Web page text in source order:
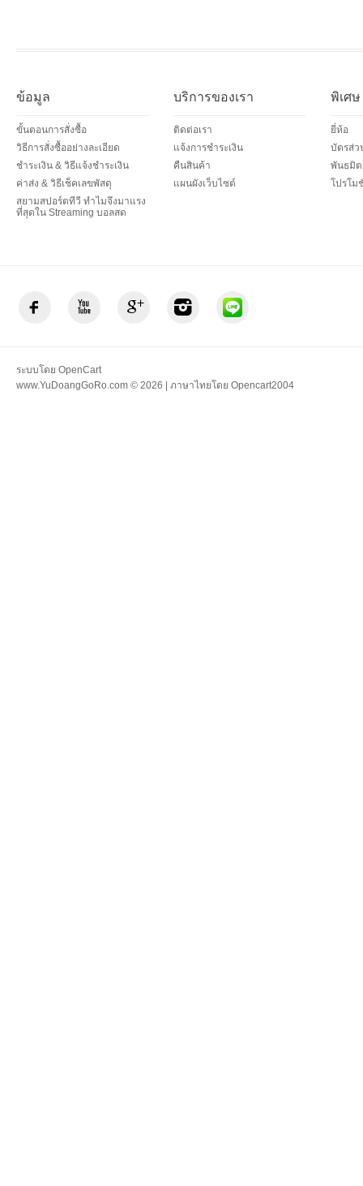
ข้อมูล
ขั้นตอนการสั่งซื้อ
วิธีการสั่งซื้ออย่างละเอียด
ชำระเงิน & วิธีแจ้งชำระเงิน
ค่าส่ง & วิธีเช็คเลขพัสดุ
สยามสปอร์ตทีวี ทำไมจึงมาแรง
ที่สุดใน Streaming บอลสด
บริการของเรา
ติดต่อเรา
แจ้งการชำระเงิน
คืนสินค้า
แผนผังเว็บไซต์
พิเศษ
ยี่ห้อ
บัตรส่ว
พันธมิต
โปรโม
ระบบโดย OpenCart
www.YuDoangGoRo.com © 2026 | ภาษาไทยโดย Opencart2004